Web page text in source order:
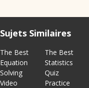
Sujets Similaires
The Best
Equation
Solving
Video
The Best
Statistics
Quiz
Practice